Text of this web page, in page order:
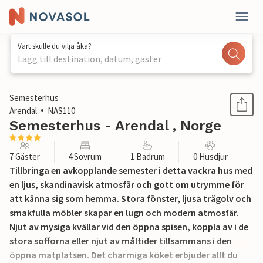
Vart skulle du vilja åka?
Lägg till destination, datum, gäster
1 / 25
Semesterhus
Arendal
NAS110
Semesterhus - Arendal , Norge
7 Gäster 4 Sovrum 1 Badrum 0 Husdjur
Tillbringa en avkopplande semester i detta vackra hus med
en ljus, skandinavisk atmosfär och gott om utrymme för
att känna sig som hemma. Stora fönster, ljusa trägolv och
smakfulla möbler skapar en lugn och modern atmosfär.
Njut av mysiga kvällar vid den öppna spisen, koppla av i de
stora sofforna eller njut av måltider tillsammans i den
öppna matplatsen. Det charmiga köket erbjuder allt du